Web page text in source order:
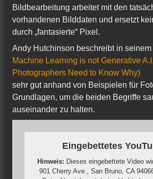
Bildbearbeitung arbeitet mit den
vorhandenen Bilddaten und ersetzt
durch „fantasierte“ Pixel.
Andy Hutchinson beschreibt in
Machine Learning is not Generative
Photographers Need to Know Why)
sehr gut anhand von Beispielen für
Grundlagen, um die beiden Begriffe
auseinander zu halten.
Eingebettetes
Hinweis: Dieses eingebettete Video
901 Cherry Ave., San Bruno, CA